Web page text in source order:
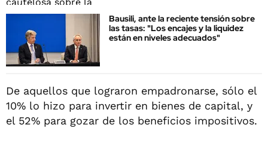
Bausili, ante la reciente tensión sobre
las tasas: "Los encajes y la liquidez
están en niveles adecuados"
De aquellos que lograron empadronarse, sólo el
10% lo hizo para invertir en bienes de capital, y
el 52% para gozar de los beneficios impositivos.